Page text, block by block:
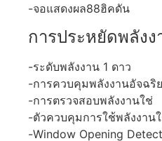
-จอแสดงผล88ฮิคดัน
การประหยัดพลังง
-ระดับพลังงาน 1 ดาว
-การควบคุมพลังงานอัจฉริ
-การตรวจสอบพลังงานใช่
-ตัวควบคุมการใช้พลังงาน
-Window Opening